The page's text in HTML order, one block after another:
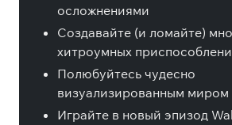
осложнениями
Создавайте (и ломайте)
хитроумных
Полюбуйтесь чудесно
визуализированным миром
Играйте в новый эпизод